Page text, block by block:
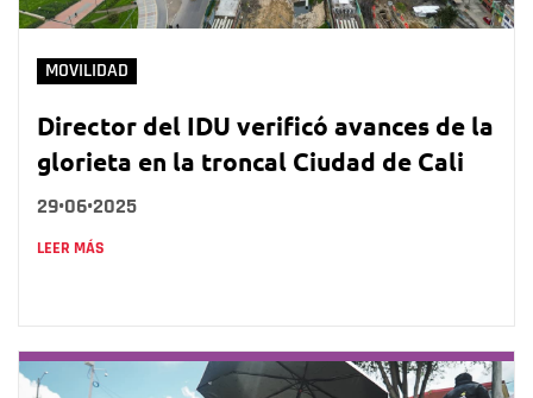
MOVILIDAD
Director del IDU verificó avances de la
glorieta en la troncal Ciudad de Cali
29•06•2025
LEER MÁS